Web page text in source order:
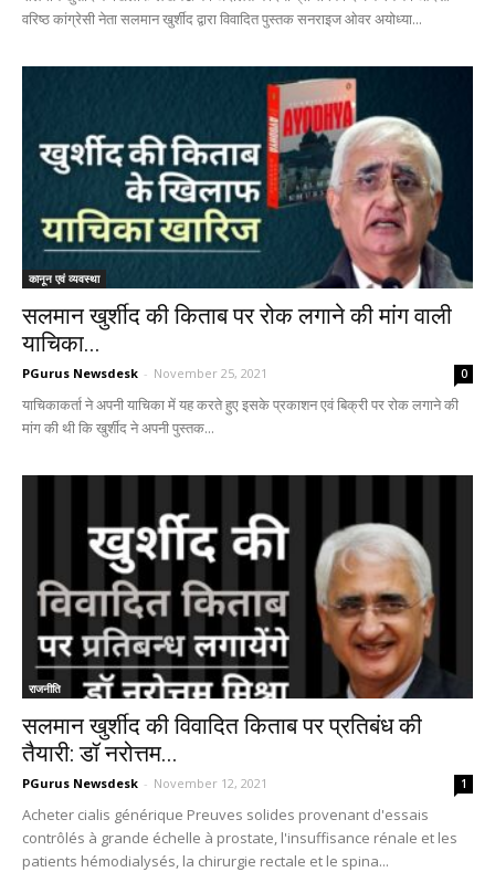
वरिष्ठ कांग्रेसी नेता सलमान खुर्शीद द्वारा विवादित पुस्तक सनराइज ओवर अयोध्या...
कानून एवं व्यवस्था
सलमान खुर्शीद की किताब पर रोक लगाने की मांग वाली
याचिका...
PGurus Newsdesk - November 25, 2021 0
याचिकाकर्ता ने अपनी याचिका में यह करते हुए इसके प्रकाशन एवं बिक्री पर रोक लगाने की
मांग की थी कि खुर्शीद ने अपनी पुस्तक...
राजनीति
सलमान खुर्शीद की विवादित किताब पर प्रतिबंध की
तैयारी: डॉ नरोत्तम...
PGurus Newsdesk - November 12, 2021 1
Acheter cialis générique Preuves solides provenant d'essais
contrôlés à grande échelle à prostate, l'insuffisance rénale et les
patients hémodialysés, la chirurgie rectale et le spina...